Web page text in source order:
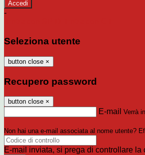
-
Seleziona utente
button close ×
Recupero password
button close ×
E-mail Verrà
Non hai una e-mail associata al nome utente?
E-mail inviata, si prega di controllare